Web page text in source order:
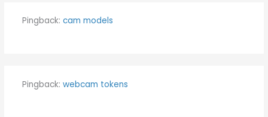
Pingback: cam models
Pingback: webcam tokens